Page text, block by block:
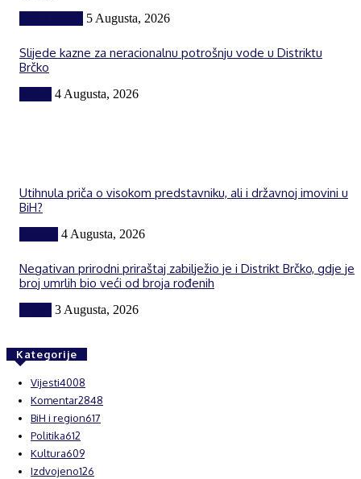
5 Augusta, 2026
Slijede kazne za neracionalnu potrošnju vode u Distriktu
Brčko
4 Augusta, 2026
Utihnula priča o visokom predstavniku, ali i državnoj imovini u
BiH?
4 Augusta, 2026
Negativan prirodni priraštaj zabilježio je i Distrikt Brčko, gdje je
broj umrlih bio veći od broja rođenih
3 Augusta, 2026
Kategorije
Vijesti4008
Komentar2848
BiH i region617
Politika612
Kultura609
Izdvojeno126